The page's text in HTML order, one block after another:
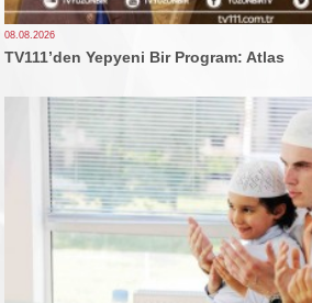
08.08.2026
TV111’den Yepyeni Bir Program: Atlas